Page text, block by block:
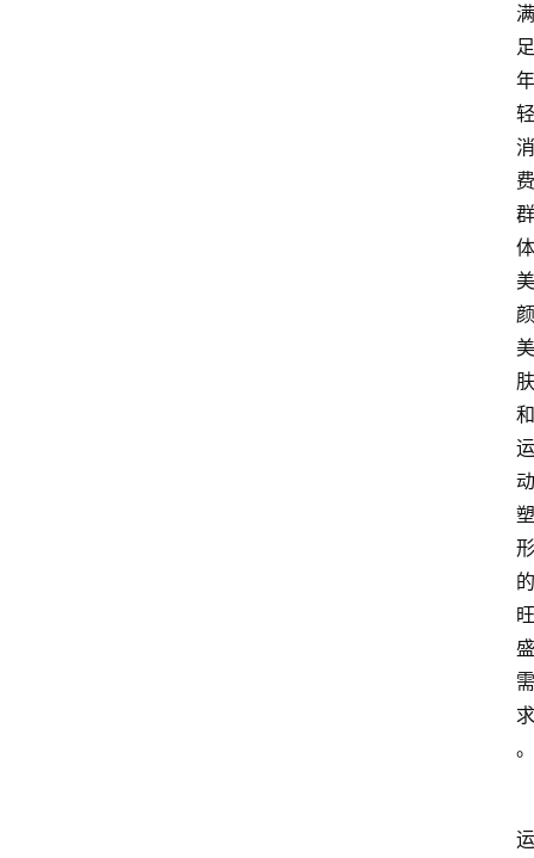
满
足
年
轻
消
费
群
体
美
颜
美
肤
和
运
动
塑
形
的
旺
盛
需
求
。
运